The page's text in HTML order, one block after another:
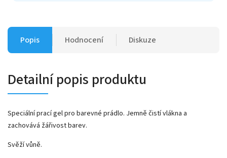
Popis Hodnocení Diskuze
Detailní popis produktu
Speciální prací gel pro barevné prádlo. Jemně čistí vlákna a
zachovává žářivost barev.
Svěží vůně.